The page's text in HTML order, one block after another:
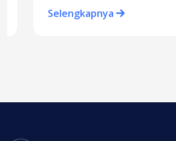
Selengkapnya